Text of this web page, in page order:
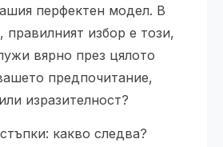
перфектен модел. В
правилният избор е този,
вярно през цялото
предпочитание,
изразителност?
какво следва?